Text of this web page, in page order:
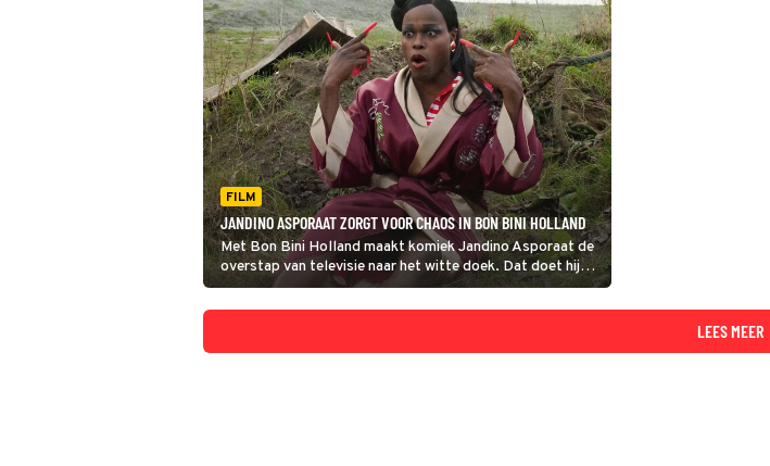
FILM
JANDINO ASPORAAT ZORGT VOOR CHAOS IN BON BINI HOLLAND
Met Bon Bini Holland maakt komiek Jandino Asporaat de
overstap van televisie naar het witte doek. Dat doet hij
niet alleen: typetjes zoals Judeska gaan met hem mee.
LEES MEER